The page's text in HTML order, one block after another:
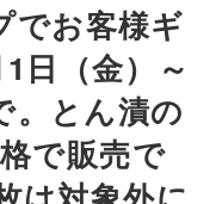
でお客様ギ
日（金）～
。とん漬の
で販売で